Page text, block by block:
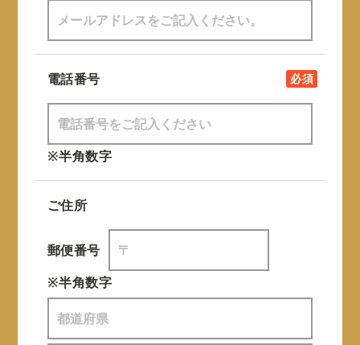
電話番号 必須
※半角数字
ご住所
郵便番号
※半角数字